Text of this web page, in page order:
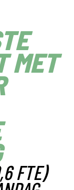
MET
FTE)